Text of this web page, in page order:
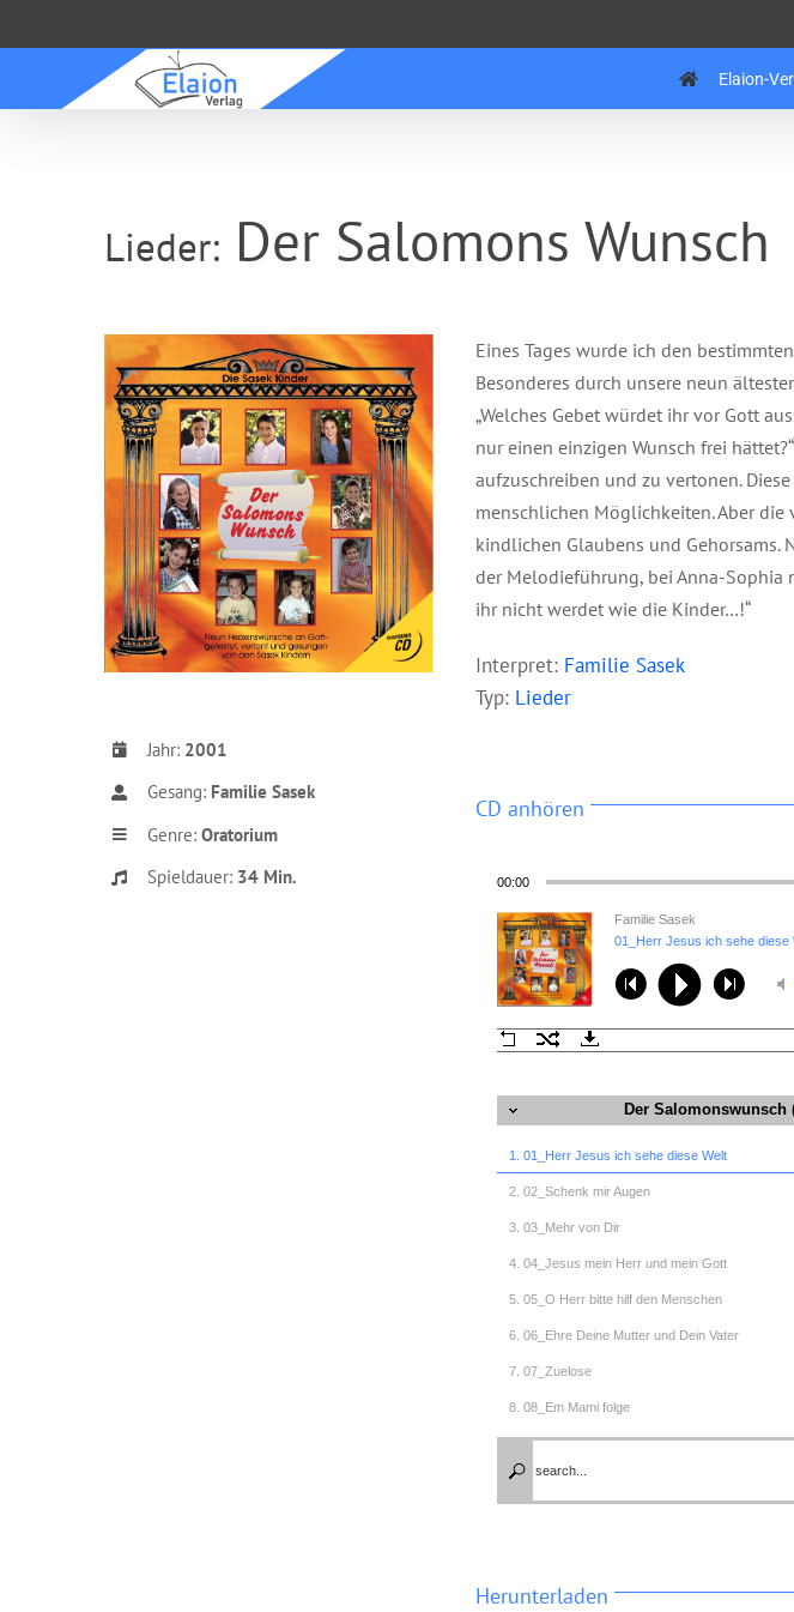
Inhalt
Elaion-
Lieder: Der Salomons Wunsch
Jahr: 2001
Gesang: Familie Sasek
Genre: Oratorium
Spieldauer: 34 Min.
Eines Tages wurde ich den
Besonderes durch unsere neun
„Welches Gebet würdet ihr vor Gott
nur einen einzigen Wunsch frei
aufzuschreiben und zu vertonen.
menschlichen Möglichkeiten. Aber die
kindlichen Glaubens und
der Melodieführung, bei Anna-Sophia
ihr nicht werdet wie die Kinder…!“
Interpret: Familie Sasek
Typ: Lieder
CD anhören
00:00
01_Herr Jesus ich sehe diese
Familie Sasek
Der Salomonswunsch
1. 01_Herr Jesus ich sehe diese Welt
2. 02_Schenk mir Augen
3. 03_Mehr von Dir
4. 04_Jesus mein Herr und mein Gott
5. 05_O Herr bitte hilf den Menschen
6. 06_Ehre Deine Mutter und Dein Vater
7. 07_Zuelose
8. 08_Em Mami folge
9. 09_Chueli
Herunterladen